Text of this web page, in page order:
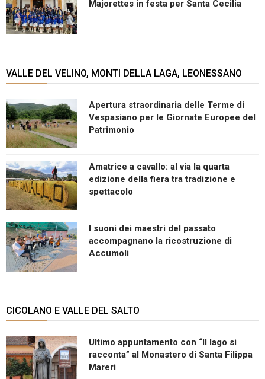
Majorettes in festa per Santa Cecilia
VALLE DEL VELINO, MONTI DELLA LAGA, LEONESSANO
Apertura straordinaria delle Terme di
Vespasiano per le Giornate Europee del
Patrimonio
Amatrice a cavallo: al via la quarta
edizione della fiera tra tradizione e
spettacolo
I suoni dei maestri del passato
accompagnano la ricostruzione di
Accumoli
CICOLANO E VALLE DEL SALTO
Ultimo appuntamento con “Il lago si
racconta” al Monastero di Santa Filippa
Mareri